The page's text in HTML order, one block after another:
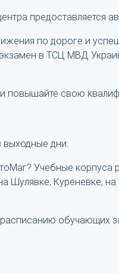
предоставляется
по дороге и
экзамен в ТСЦ МВД
повышайте свою
выходные дни.
Учебные
Шулявке, Куреневке, на
обучающих